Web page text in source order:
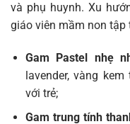
và phụ huynh. Xu
giáo viên mầm non tập
Gam Pastel nhẹ
lavender, vàng
với trẻ;
Gam trung tính